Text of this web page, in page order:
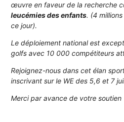
œuvre en faveur de la recherche
leucémies des enfants. (4
ce jour).
Le déploiement national est
golfs avec 10 000 compétiteurs
Rejoignez-nous dans cet élan
inscrivant sur le WE des 5,6 et 7
Merci par avance de votre soutien